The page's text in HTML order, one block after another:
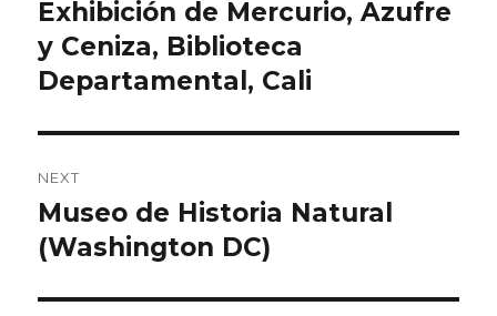
Previous
post:
Exhibición de Mercurio, Azufre
y Ceniza, Biblioteca
Departamental, Cali
NEXT
Next
post:
Museo de Historia Natural
(Washington DC)